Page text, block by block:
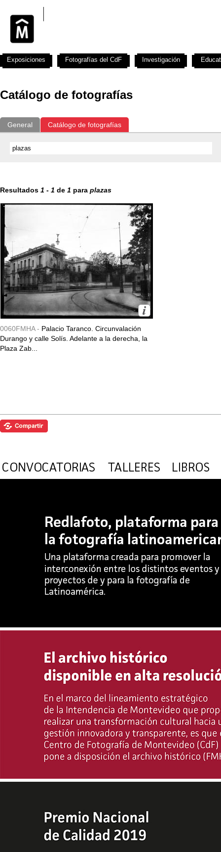
Catálogo de fotografías
General Catálogo de fotografías
Resultados 1 - 1 de 1 para plazas
0060FMHA - Palacio Taranco. Circunvalación
Durango y calle Solís. Adelante a la derecha, la
Plaza Zab...
Exposiciones Fotografías del CdF Investigación